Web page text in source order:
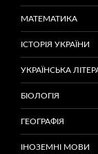
МАТЕМАТИКА
ІСТОРІЯ УКРАЇНИ
УКРАЇНСЬКА
БІОЛОГІЯ
ГЕОГРАФІЯ
ІНОЗЕМНІ МОВИ